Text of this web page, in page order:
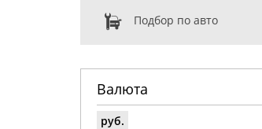
Подбор по авто
Валюта
руб.